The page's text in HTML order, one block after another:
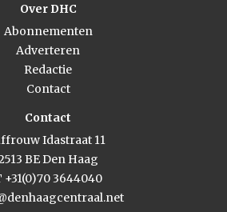
Over DHC
Abonnementen
Adverteren
Redactie
Contact
Contact
Idastraat 11
BE Den Haag
+31(0)70 3644040